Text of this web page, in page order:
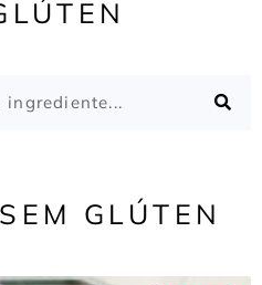
GLÚTEN